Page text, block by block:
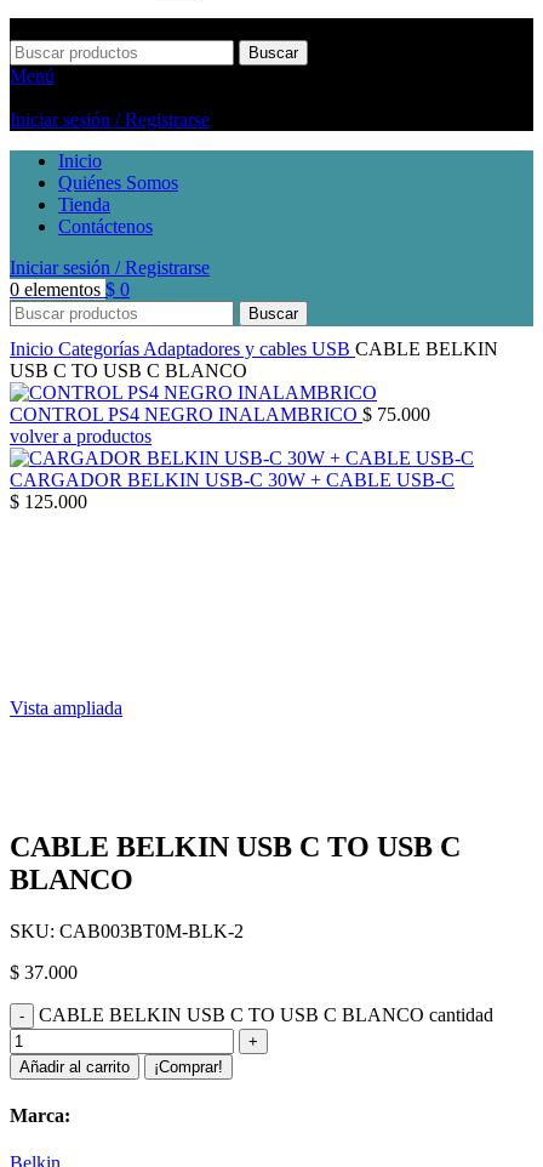
Buscar
Menú
Iniciar sesión / Registrarse
Inicio
Quiénes Somos
Tienda
Contáctenos
Iniciar sesión / Registrarse
0 elementos $ 0
Buscar
Inicio Categorías Adaptadores y cables USB CABLE BELKIN
USB C TO USB C BLANCO
CONTROL PS4 NEGRO INALAMBRICO $ 75.000
volver a productos
CARGADOR BELKIN USB-C 30W + CABLE USB-C
$ 125.000
Vista ampliada
CABLE BELKIN USB C TO USB C
BLANCO
SKU: CAB003BT0M-BLK-2
$ 37.000
CABLE BELKIN USB C TO USB C BLANCO cantidad
Añadir al carrito ¡Comprar!
Marca: